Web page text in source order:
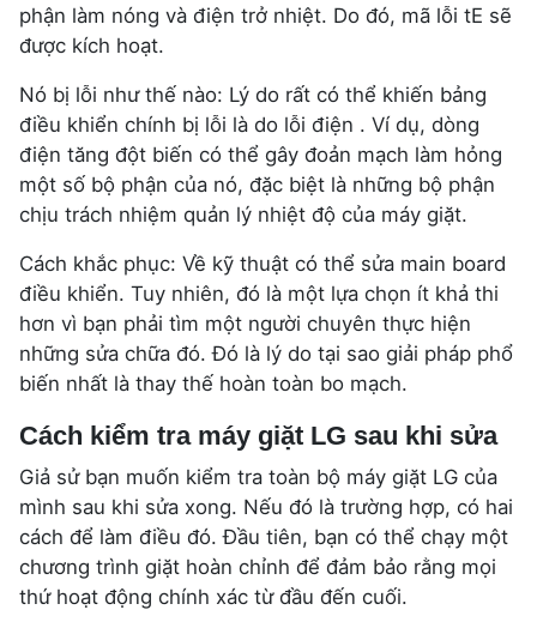
phận làm nóng và điện trở nhiệt. Do đó, mã lỗi tE sẽ
được kích hoạt.
Nó bị lỗi như thế nào: Lý do rất có thể khiến bảng
điều khiển chính bị lỗi là do lỗi điện . Ví dụ, dòng
điện tăng đột biến có thể gây đoản mạch làm hỏng
một số bộ phận của nó, đặc biệt là những bộ phận
chịu trách nhiệm quản lý nhiệt độ của máy giặt.
Cách khắc phục: Về kỹ thuật có thể sửa main board
điều khiển. Tuy nhiên, đó là một lựa chọn ít khả thi
hơn vì bạn phải tìm một người chuyên thực hiện
những sửa chữa đó. Đó là lý do tại sao giải pháp phổ
biến nhất là thay thế hoàn toàn bo mạch.
Cách kiểm tra máy giặt LG sau khi sửa
Giả sử bạn muốn kiểm tra toàn bộ máy giặt LG của
mình sau khi sửa xong. Nếu đó là trường hợp, có hai
cách để làm điều đó. Đầu tiên, bạn có thể chạy một
chương trình giặt hoàn chỉnh để đảm bảo rằng mọi
thứ hoạt động chính xác từ đầu đến cuối.